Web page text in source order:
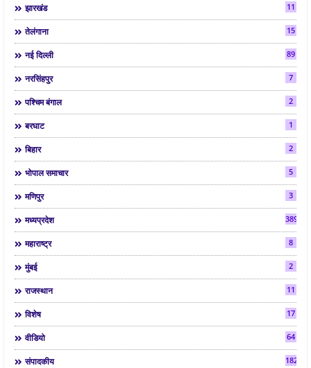
झारखंड 11
तेलंगाना 15
नई दिल्ली 89
नरसिंहपुर 7
पश्चिम बंगाल 2
बरघाट 1
बिहार 2
भोपाल समाचार 5
मणिपुर 3
मध्यप्रदेश 3892
महाराष्ट्र 8
मुंबई 2
राजस्थान 11
विशेष 17
वीडियो 64
संपादकीय 182